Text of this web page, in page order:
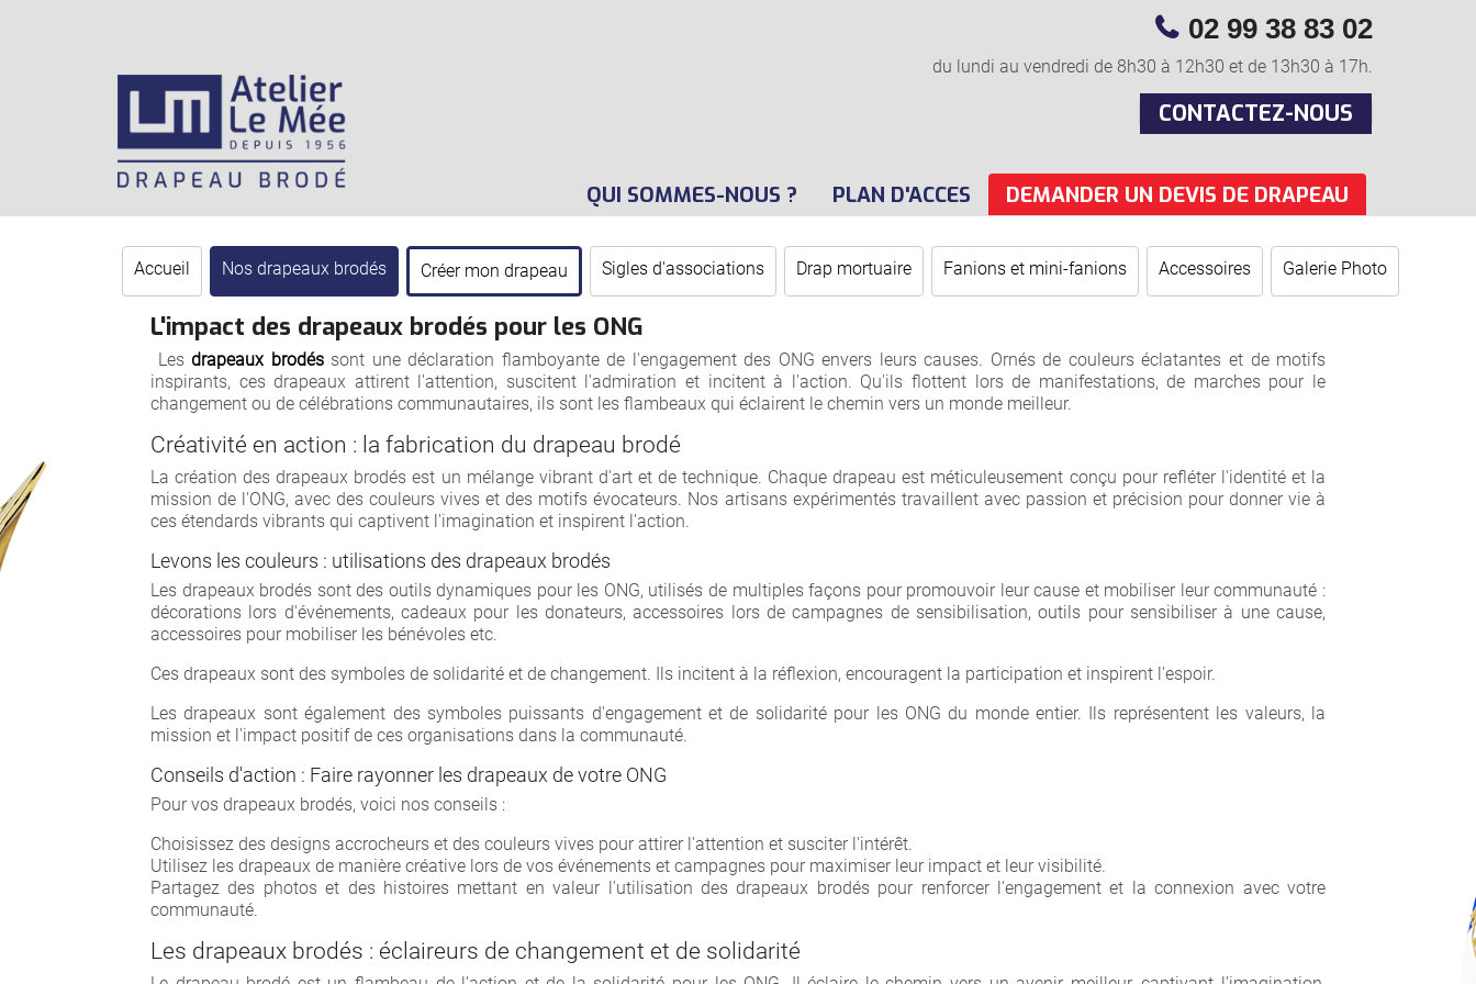
02 99 38 83 02
du lundi au vendredi de 8h30 à 12h30 et de 13h30 à 17h.
CONTACTEZ-NOUS
QUI SOMMES-NOUS ? PLAN D'ACCES DEMANDER UN DEVIS DE DRAPEAU
Accueil Nos drapeaux brodés Créer mon drapeau Sigles d'associations Drap mortuaire Fanions et mini-fanions Accessoires Galerie Photo
L'impact des drapeaux brodés pour les ONG
Lesdrapeaux brodés sont une déclaration flamboyante de l'engagement des ONG envers leurs causes. Ornés de couleurs éclatantes et de motifs
inspirants, ces drapeaux attirent l'attention, suscitent l'admiration et incitent à l'action. Qu'ils flottent lors de manifestations, de marches pour le
changement ou de célébrations communautaires, ils sont les flambeaux qui éclairent le chemin vers un monde meilleur.
Créativité en action : la fabrication du drapeau brodé
La création des drapeaux brodés est un mélange vibrant d'art et de technique. Chaque drapeau est méticuleusement conçu pour refléter l'identité et la
mission de l'ONG, avec des couleurs vives et des motifs évocateurs. Nos artisans expérimentés travaillent avec passion et précision pour donner vie à
ces étendards vibrants qui captivent l'imagination et inspirent l'action.
Levons les couleurs : utilisations des drapeaux brodés
Les drapeaux brodés sont des outils dynamiques pour les ONG, utilisés de multiples façons pour promouvoir leur cause et mobiliser leur communauté :
décorations lors d'événements, cadeaux pour les donateurs, accessoires lors de campagnes de sensibilisation, outils pour sensibiliser à une cause,
accessoires pour mobiliser les bénévoles etc.
Ces drapeaux sont des symboles de solidarité et de changement. Ils incitent à la réflexion, encouragent la participation et inspirent l'espoir.
Les drapeaux sont également des symboles puissants d'engagement et de solidarité pour les ONG du monde entier. Ils représentent les valeurs, la
mission et l'impact positif de ces organisations dans la communauté.
Conseils d'action : Faire rayonner les drapeaux de votre ONG
Pour vos drapeaux brodés, voici nos conseils :
Choisissez des designs accrocheurs et des couleurs vives pour attirer l'attention et susciter l'intérêt.
Utilisez les drapeaux de manière créative lors de vos événements et campagnes pour maximiser leur impact et leur visibilité.
Partagez des photos et des histoires mettant en valeur l'utilisation des drapeaux brodés pour renforcer l'engagement et la connexion avec votre
communauté.
Les drapeaux brodés : éclaireurs de changement et de solidarité
Créer une liste d'envies
Nom de la liste d'envies
Annuler Créer une liste d'envies